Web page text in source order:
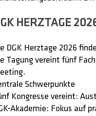
HERZTAGE
DGK Herztage 2026
Tagung vereint fünf
Schwerpunkte
Kongresse vereint:
Akademie: Fokus auf